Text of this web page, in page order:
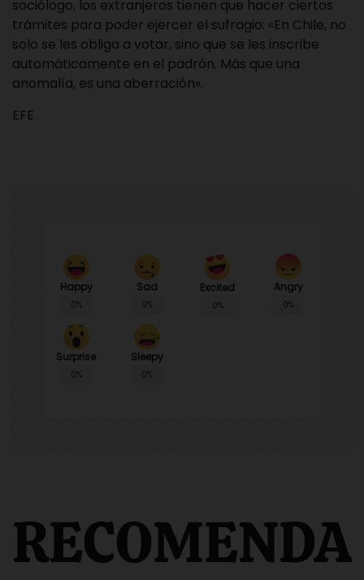
sociólogo, los extranjeros tienen que hacer ciertos
trámites para poder ejercer el sufragio: «En Chile, no
solo se les obliga a votar, sino que se les inscribe
automáticamente en el padrón. Más que una
anomalía, es una aberración».
EFE
Happy
0%
Sad
0%
Excited
0%
Angry
0%
Surprise
0%
Sleepy
0%